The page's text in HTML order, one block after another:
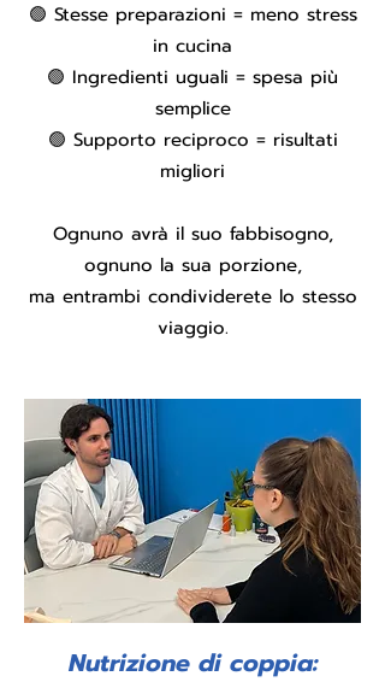
🟢 Stesse preparazioni = meno stress
in cucina
🟢 Ingredienti uguali = spesa più
semplice
🟢 Supporto reciproco = risultati
migliori
Ognuno avrà il suo fabbisogno,
ognuno la sua porzione,
ma entrambi condividerete lo stesso
viaggio.
Nutrizione di coppia: